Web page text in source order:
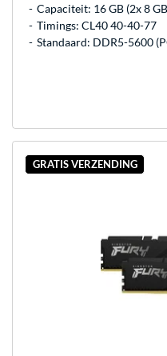
Capaciteit: 16 GB (2x 8
Timings: CL40 40-40-77
Standaard: DDR5-5600
GRATIS VERZENDING